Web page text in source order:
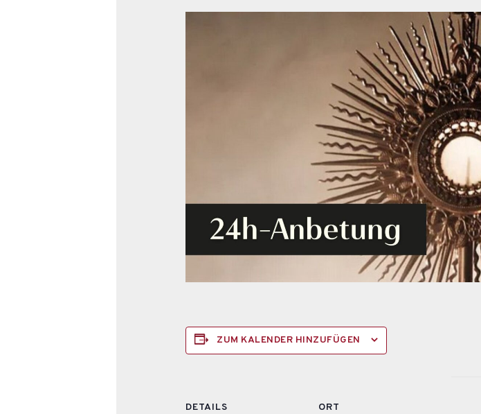
ZUM KALENDER HINZUFÜGEN
DETAILS
ORT